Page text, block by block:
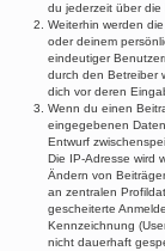
du jederzeit über die
Weiterhin werden
oder deinem
eindeutiger
durch den Betreiber
dich vor deren
Wenn du einen
eingegebenen
Entwurf
Die IP-Adresse wird
Ändern von
an zentralen
gescheiterte
Kennzeichnung
nicht dauerhaft